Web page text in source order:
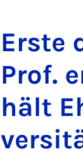
Ers­te
Prof.
hält